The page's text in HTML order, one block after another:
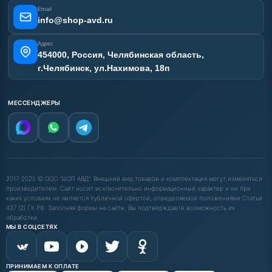
Email
info@shop-avd.ru
Адрес
454000, Россия, Челябинская область,
г.Челябинск, ул.Нахимова, 18п
МЕССЕНДЖЕРЫ
2017-2025 © ООО "ШОП АВД". Внешний вид товаров и комплектация могут изменяться
производителем. Сайт носит исключительно информационный характер и ни при
каких условиях не является публичной офертой, определяемой положениями Статьи
437 (2) ГК РФ. Заполняя формы на сайте, Вы подтверждаете возможность их
обработки.
МЫ В СОЦСЕТЯХ
ПРИНИМАЕМ К ОПЛАТЕ